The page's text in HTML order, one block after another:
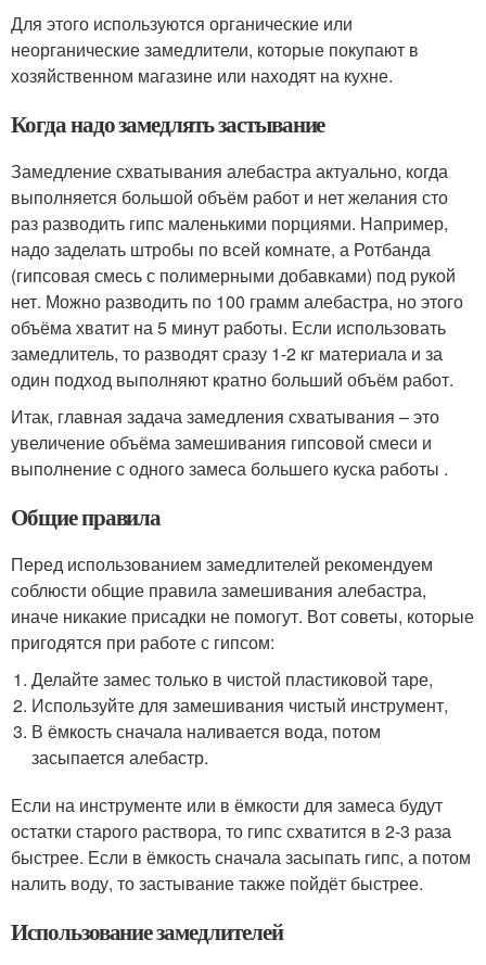
Для этого используются органические или
неорганические замедлители, которые покупают в
хозяйственном магазине или находят на кухне.
Когда надо замедлять застывание
Замедление схватывания алебастра актуально, когда
выполняется большой объём работ и нет желания сто
раз разводить гипс маленькими порциями. Например,
надо заделать штробы по всей комнате, а Ротбанда
(гипсовая смесь с полимерными добавками) под рукой
нет. Можно разводить по 100 грамм алебастра, но этого
объёма хватит на 5 минут работы. Если использовать
замедлитель, то разводят сразу 1-2 кг материала и за
один подход выполняют кратно больший объём работ.
Итак, главная задача замедления схватывания – это
увеличение объёма замешивания гипсовой смеси и
выполнение с одного замеса большего куска работы .
Общие правила
Перед использованием замедлителей рекомендуем
соблюсти общие правила замешивания алебастра,
иначе никакие присадки не помогут. Вот советы, которые
пригодятся при работе с гипсом:
Делайте замес только в чистой пластиковой таре,
Используйте для замешивания чистый инструмент,
В ёмкость сначала наливается вода, потом
засыпается алебастр.
Если на инструменте или в ёмкости для замеса будут
остатки старого раствора, то гипс схватится в 2-3 раза
быстрее. Если в ёмкость сначала засыпать гипс, а потом
налить воду, то застывание также пойдёт быстрее.
Использование замедлителей